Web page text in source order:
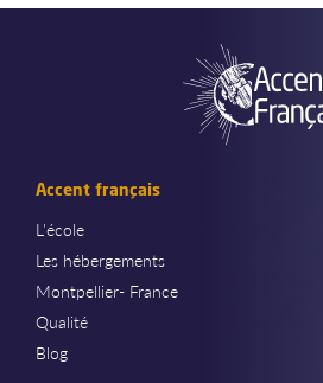
Accent français
L'école
Les hébergements
Montpellier- France
Qualité
Blog